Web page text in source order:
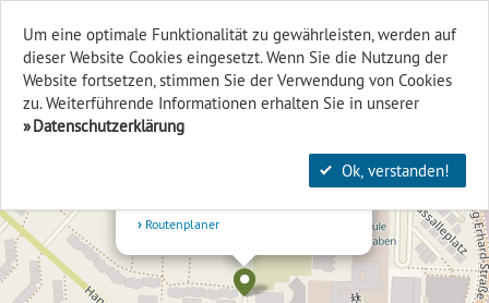
Finden & Filtern
Stadtteilzentrum Schelmengraben
Routenplaner
+
Um eine optimale Funktionalität zu gewährleisten, werden auf
dieser Website Cookies eingesetzt. Wenn Sie die Nutzung der
Website fort­setzen, stimmen Sie der Verwendung von Cookies
zu. Weiterführende Informationen erhalten Sie in unserer
Datenschutzerklärung
Ok, verstanden!